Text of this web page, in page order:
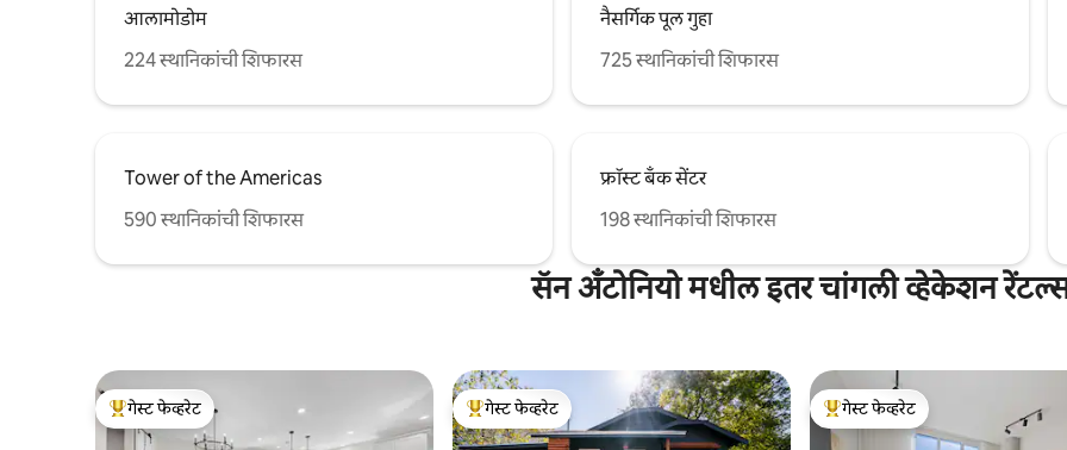
आलामोडोम
224 स्थानिकांची शिफारस
नैसर्गिक पूल गुहा
725 स्थानिकांची शिफारस
Tower of the Americas
590 स्थानिकांची शिफारस
फ्रॉस्ट बँक सेंटर
198 स्थानिकांची शिफारस
सॅन अँटोनियो मधील इतर चांगली व्हेकेशन
टॉप गेस्ट फेव्हरेट
गेस्ट फेव्हरेट
टॉप गेस्ट फेव्हरेट
गेस्ट फेव्हरेट
टॉप गेस्ट फेव्हरेट
गेस्ट फेव्हरेट